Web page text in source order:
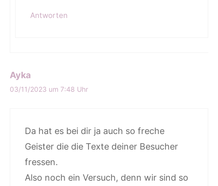
Antworten
Ayka
03/11/2023 um 7:48 Uhr
Da hat es bei dir ja auch so freche
Geister die die Texte deiner Besucher
fressen.
Also noch ein Versuch, denn wir sind so